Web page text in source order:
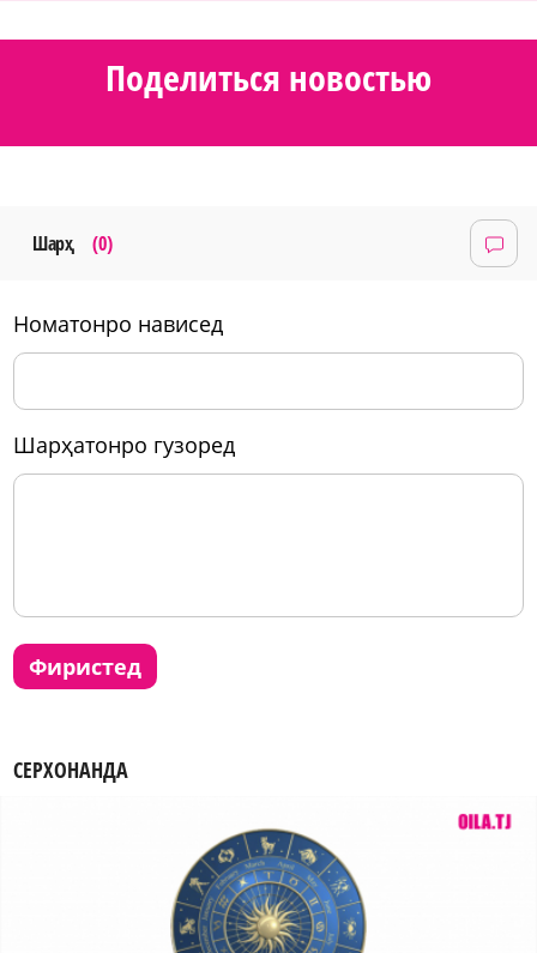
Поделиться новостью
Шарҳ (0)
номатонро нависед
шарҳатонро гузоред
фиристед
СЕРХОНАНДА